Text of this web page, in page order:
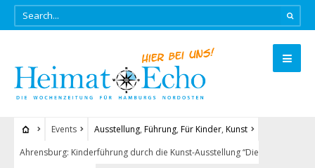
Events Ausstellung, Führung, Für Kinder, Kunst
Ahrensburg: Kinderführung durch die Kunst-Ausstellung “Die